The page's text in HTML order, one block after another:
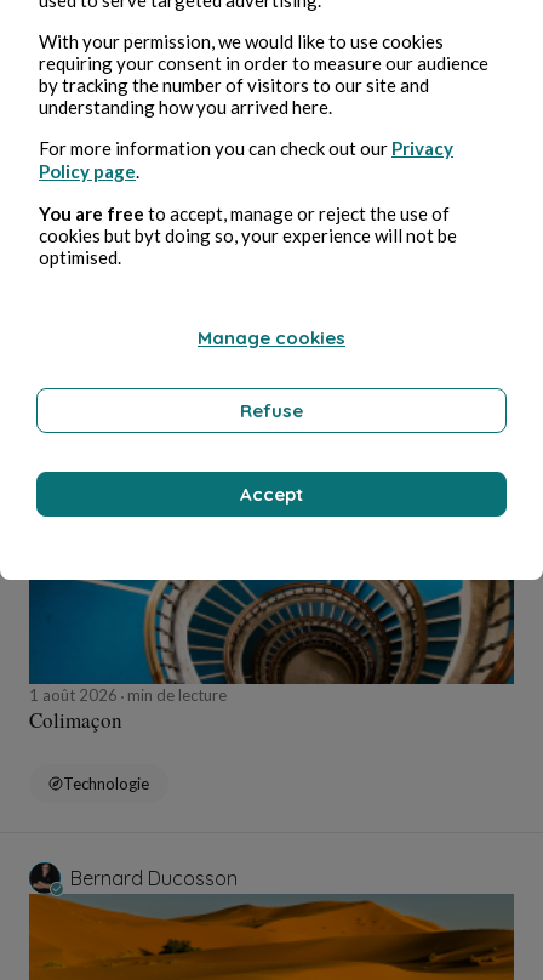
2 août 2026 min de lecture
Ejaculateur
Bernard Ducosson
1 août 2026 min de lecture
Colimaçon
Technologie
Bernard Ducosson
With your permission, we would like to use cookies
requiring your consent in order to measure our audience
by tracking the number of visitors to our site and
understanding how you arrived here.
For more information you can check out our Privacy
Policy page
You are free to accept, manage or reject the use of
cookies but byt doing so, your experience will not be
optimised.
Manage cookies
Refuse
Accept